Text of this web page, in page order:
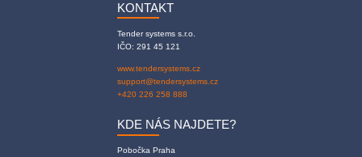
KONTAKT
Tender systems s.r.o.
IČO: 291 45 121
www.tendersystems.cz
support@tendersystems.cz
+420 226 258 888
KDE NÁS NAJDETE?
Pobočka Praha